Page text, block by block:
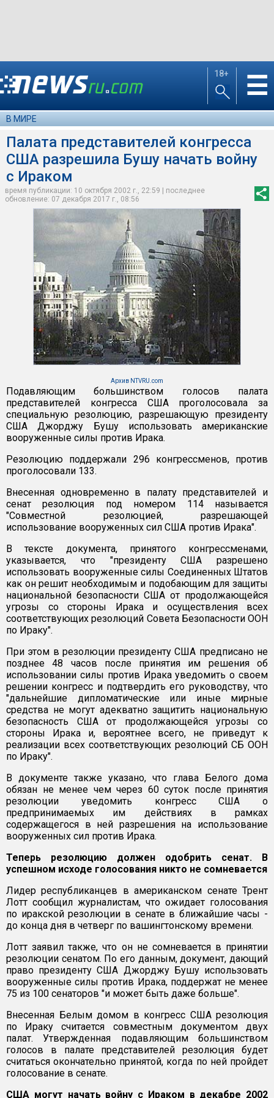
18+ ☰
В МИРЕ
Палата представителей конгресса
США разрешила Бушу начать войну
с Ираком
время публикации: 10 октября 2002 г., 22:59 | последнее
обновление: 07 декабря 2017 г., 08:56
Архив NTVRU.com
Подавляющим большинством голосов палата
представителей конгресса США проголосовала за
специальную резолюцию, разрешающую президенту
США Джорджу Бушу использовать американские
вооруженные силы против Ирака.
Резолюцию поддержали 296 конгрессменов, против
проголосовали 133.
Внесенная одновременно в палату представителей и
сенат резолюция под номером 114 называется
"Совместной резолюцией, разрешающей
использование вооруженных сил США против Ирака".
В тексте документа, принятого конгрессменами,
указывается, что "президенту США разрешено
использовать вооруженные силы Соединенных Штатов
как он решит необходимым и подобающим для защиты
национальной безопасности США от продолжающейся
угрозы со стороны Ирака и осуществления всех
соответствующих резолюций Совета Безопасности ООН
по Ираку".
При этом в резолюции президенту США предписано не
позднее 48 часов после принятия им решения об
использовании силы против Ирака уведомить о своем
решении конгресс и подтвердить его руководству, что
"дальнейшие дипломатические или иные мирные
средства не могут адекватно защитить национальную
безопасность США от продолжающейся угрозы со
стороны Ирака и, вероятнее всего, не приведут к
реализации всех соответствующих резолюций СБ ООН
по Ираку".
В документе также указано, что глава Белого дома
обязан не менее чем через 60 суток после принятия
резолюции уведомить конгресс США о
предпринимаемых им действиях в рамках
содержащегося в ней разрешения на использование
вооруженных сил против Ирака.
Теперь резолюцию должен одобрить сенат. В
успешном исходе голосования никто не сомневается
Лидер республиканцев в американском сенате Трент
Лотт сообщил журналистам, что ожидает голосования
по иракской резолюции в сенате в ближайшие часы -
до конца дня в четверг по вашингтонскому времени.
Лотт заявил также, что он не сомневается в принятии
резолюции сенатом. По его данным, документ, дающий
право президенту США Джорджу Бушу использовать
вооруженные силы против Ирака, поддержат не менее
75 из 100 сенаторов "и может быть даже больше".
Внесенная Белым домом в конгресс США резолюция
по Ираку считается совместным документом двух
палат. Утвержденная подавляющим большинством
голосов в палате представителей резолюция будет
считаться окончательно принятой, когда по ней пройдет
голосование в сенате.
США могут начать войну с Ираком в декабре 2002